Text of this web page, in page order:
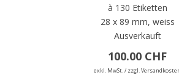
à 130 Etiketten
28 x 89 mm, weiss
Ausverkauft
100.00 CHF
exkl. MwSt. / zzgl.